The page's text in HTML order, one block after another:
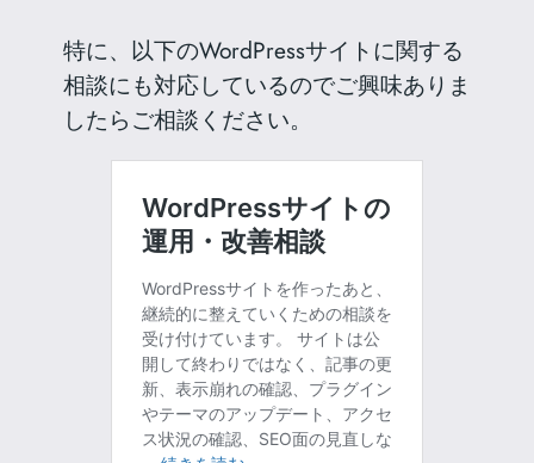
特に、以下のWordPressサイトに関する
相談にも対応しているのでご興味ありま
したらご相談ください。